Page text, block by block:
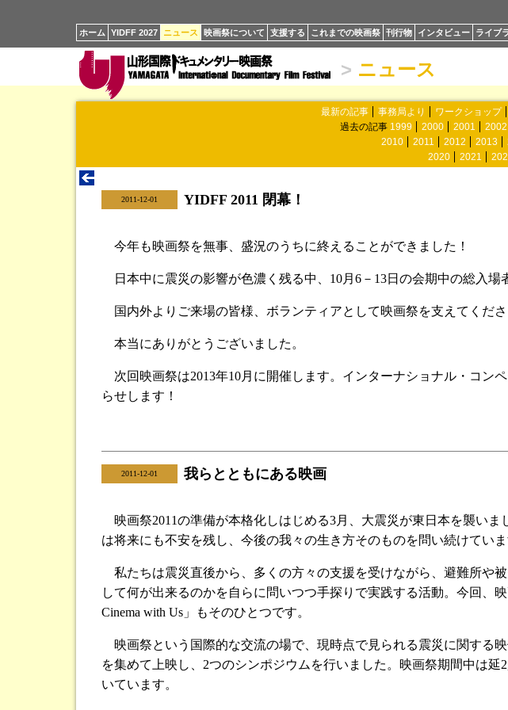
ホーム YIDFF 2027 ニュース 映画祭について 支援する これまでの映画祭 刊行物 インタビュー ライブ
> ニュース
最新の記事 事務局より ワークショップ
過去の記事 1999 2000 2001 2002
2010
2011 2012 2013
2020
2021
2011-12-01 YIDFF 2011 閉幕！
今年も映画祭を無事、盛況のうちに終えることができました！
日本中に震災の影響が色濃く残る中、10月6－13日の会期中の総入場
国内外よりご来場の皆様、ボランティアとして映画祭を支えてくだ
本当にありがとうございました。
次回映画祭は2013年10月に開催します。インターナショナル・コン
らせします！
2011-12-01 我らとともにある映画
映画祭2011の準備が本格化しはじめる3月、大震災が東日本を襲い
は将来にも不安を残し、今後の我々の生き方そのものを問い続けていま
私たちは震災直後から、多くの方々の支援を受けながら、避難所や
して何が出来るのかを自らに問いつつ手探りで実践する活動。今回、
Cinema with Us」もそのひとつです。
映画祭という国際的な交流の場で、現時点で見られる震災に関する
を集めて上映し、2つのシンポジウムを行いました。映画祭期間中は
いています。